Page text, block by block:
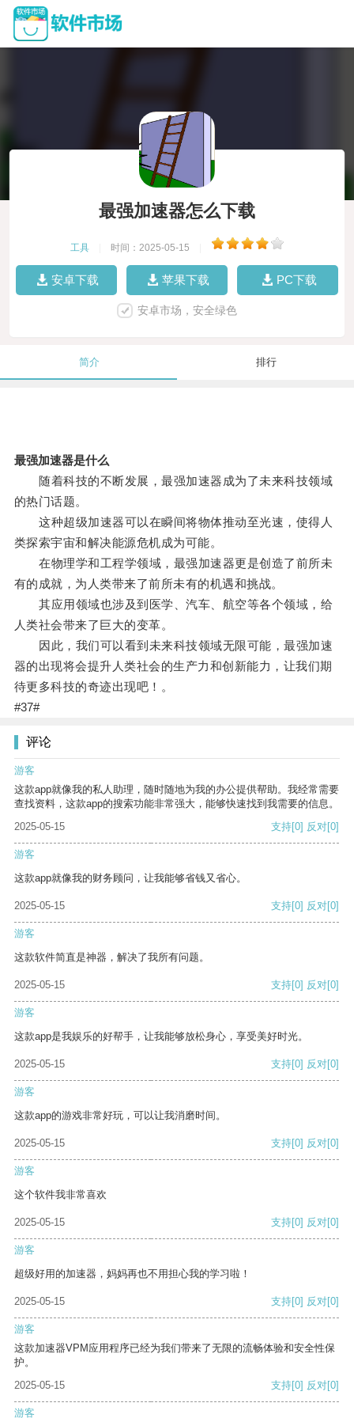
最强加速器怎么下载
工具 时间：2025-05-15
安卓下载 苹果下载 PC下载
安卓市场，安全绿色
简介 排行
最强加速器是什么
随着科技的不断发展，最强加速器成为了未来科技领域
的热门话题。
这种超级加速器可以在瞬间将物体推动至光速，使得人
类探索宇宙和解决能源危机成为可能。
在物理学和工程学领域，最强加速器更是创造了前所未
有的成就，为人类带来了前所未有的机遇和挑战。
其应用领域也涉及到医学、汽车、航空等各个领域，给
人类社会带来了巨大的变革。
因此，我们可以看到未来科技领域无限可能，最强加速
器的出现将会提升人类社会的生产力和创新能力，让我们期
待更多科技的奇迹出现吧！。
#37#
评论
游客
这款app就像我的私人助理，随时随地为我的办公提供帮助。我经常需要
查找资料，这款app的搜索功能非常强大，能够快速找到我需要的信息。
2025-05-15
支持[0] 反对[0]
游客
这款app就像我的财务顾问，让我能够省钱又省心。
2025-05-15 支持[0] 反对[0]
游客
这款软件简直是神器，解决了我所有问题。
2025-05-15 支持[0] 反对[0]
游客
这款app是我娱乐的好帮手，让我能够放松身心，享受美好时光。
2025-05-15 支持[0] 反对[0]
游客
这款app的游戏非常好玩，可以让我消磨时间。
2025-05-15 支持[0] 反对[0]
游客
这个软件我非常喜欢
2025-05-15 支持[0] 反对[0]
游客
超级好用的加速器，妈妈再也不用担心我的学习啦！
2025-05-15 支持[0] 反对[0]
游客
这款加速器VPM应用程序已经为我们带来了无限的流畅体验和安全性保
护。
2025-05-15
支持[0] 反对[0]
游客